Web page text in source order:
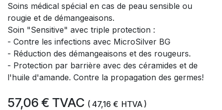
Soins médical spécial en cas de peau sensible ou
rougie et de démangeaisons.
Soin "Sensitive" avec triple protection :
- Contre les infections avec MicroSilver BG
- Réduction des démangeaisons et des rougeurs.
- Protection par barrière avec des céramides et de
l'huile d'amande. Contre la propagation des germes!
57,06 € TVAC ( 47,16 € HTVA )